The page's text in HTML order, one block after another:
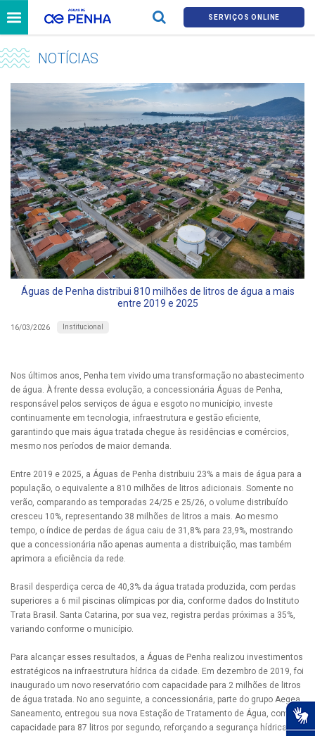
SERVIÇOS ONLINE
NOTÍCIAS
Águas de Penha distribui 810 milhões de litros de água a mais
entre 2019 e 2025
16/03/2026 Institucional
Nos últimos anos, Penha tem vivido uma transformação no abastecimento
de água. À frente dessa evolução, a concessionária Águas de Penha,
responsável pelos serviços de água e esgoto no município, investe
continuamente em tecnologia, infraestrutura e gestão eficiente,
garantindo que mais água tratada chegue às residências e comércios,
mesmo nos períodos de maior demanda.
Entre 2019 e 2025, a Águas de Penha distribuiu 23% a mais de água para a
população, o equivalente a 810 milhões de litros adicionais. Somente no
verão, comparando as temporadas 24/25 e 25/26, o volume distribuído
cresceu 10%, representando 38 milhões de litros a mais. Ao mesmo
tempo, o índice de perdas de água caiu de 31,8% para 23,9%, mostrando
que a concessionária não apenas aumenta a distribuição, mas também
aprimora a eficiência da rede.
Brasil desperdiça cerca de 40,3% da água tratada produzida, com perdas
superiores a 6 mil piscinas olímpicas por dia, conforme dados do Instituto
Trata Brasil. Santa Catarina, por sua vez, registra perdas próximas a 35%,
variando conforme o município.
Para alcançar esses resultados, a Águas de Penha realizou investimentos
estratégicos na infraestrutura hídrica da cidade. Em dezembro de 2019, foi
inaugurado um novo reservatório com capacidade para 2 milhões de litros
de água tratada. No ano seguinte, a concessionária, parte do grupo Aegea
Saneamento, entregou sua nova Estação de Tratamento de Água, com
capacidade para 87 litros por segundo, reforçando a segurança hídrica de